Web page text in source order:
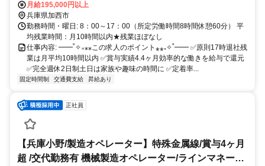
国道「加西IC」から10分 中国道「滝野社IC」から15分 山陽道「加古
川北IC」から20分 最寄り駅：青野ケ原駅
月給195,000円以上
兵庫県加西市
勤務時間・曜日: 8：00～17：00（所定労働時間8時間休憩60分） 平
均残業時間：月10時間以内★残業ほぼなし
仕事内容: ━━˚✧₊⁎⁎この求人のポイント⁎⁎₊✧˚━━ ✅原則17時退社残
業は月平均10時間以内 ✅賞与実績4.4ヶ月効率的な働きを給与で還元
✅完全週休2日制土日は家族や趣味の時間に ✅定着率...
固定時間制 交通費支給 昇給あり
正社員
【兵庫小野/製造オペレーター】特殊金属線/賞与4ヶ月
超 /交代勤務有 機械製造オペレーター/ラインマネージ